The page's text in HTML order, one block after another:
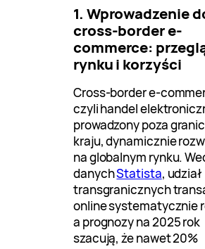
1. Wprowadzenie
cross-border e-
commerce:
rynku i korzyści
Cross-border e-
czyli handel
prowadzony poza
kraju, dynamicznie
na globalnym rynku.
danychStatista, udział
transgranicznych
online systematycznie
a prognozy na 2025 rok
szacują, że nawet 20%